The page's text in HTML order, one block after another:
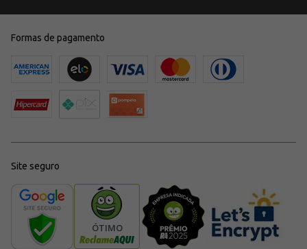
Formas de pagamento
Site seguro